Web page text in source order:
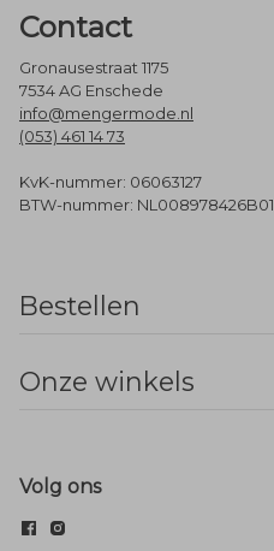
Contact
Gronausestraat 1175
7534 AG Enschede
info@mengermode.nl
(053) 461 14 73
KvK-nummer: 06063127
BTW-nummer: NL008978426B01
Bestellen
Onze winkels
Volg ons